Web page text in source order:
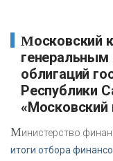
Московский кредитный банк выступит
облигаций
Республики
«Московский
Министерство
итоги отбора